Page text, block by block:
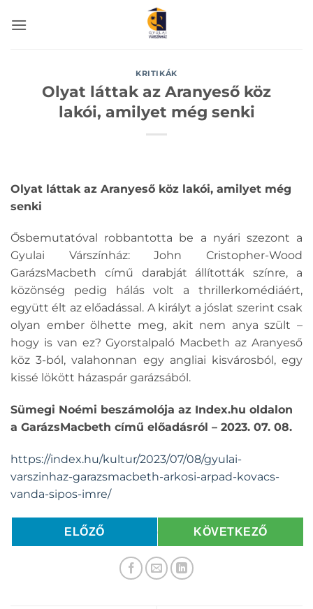
KRITIKÁK
Olyat láttak az Aranyeső köz
lakói, amilyet még senki
Olyat láttak az Aranyeső köz lakói, amilyet még
senki
Ősbemutatóval robbantotta be a nyári szezont a
Gyulai Várszínház: John Cristopher-Wood
GarázsMacbeth című darabját állították színre, a
közönség pedig hálás volt a thrillerkomédiáért,
együtt élt az előadással. A királyt a jóslat szerint csak
olyan ember ölhette meg, akit nem anya szült –
hogy is van ez? Gyorstalpaló Macbeth az Aranyeső
köz 3-ból, valahonnan egy angliai kisvárosból, egy
kissé lökött házaspár garázsából.
Sümegi Noémi beszámolója az Index.hu oldalon
a GarázsMacbeth című előadásról – 2023. 07. 08.
https://index.hu/kultur/2023/07/08/gyulai-
varszinhaz-garazsmacbeth-arkosi-arpad-kovacs-
vanda-sipos-imre/
ELŐZŐ KÖVETKEZŐ